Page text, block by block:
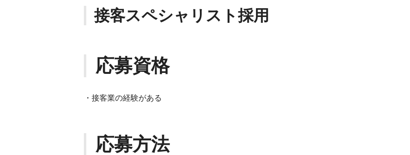
接客スペシャリスト採用
応募資格
・接客業の経験がある
応募方法